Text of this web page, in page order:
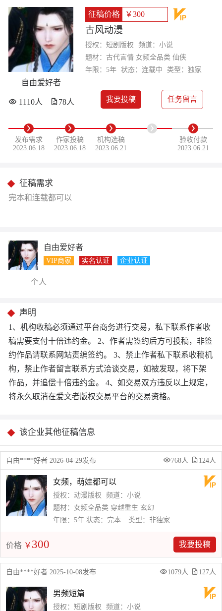
自由爱好者
征稿价格 ￥300
古风动漫
授权：短剧版权
频道：小说
题材：古代言情 女频全品类 仙侠
年限：5年 状态：连载中 类型：独家
1110人 78人 我要投稿 任务留言
发布需求
2023.06.18
作家投稿
2023.06.18
机构选稿
2023.06.21
验收付款
2023.06.21
征稿需求
完本和连载都可以
自由爱好者
VIP商家 实名认证 企业认证
个人
声明
1、机构收稿必须通过平台商务进行交易，私下联系作者收
稿需要支付十倍违约金。 2、作者需签约后方可投稿，非签
约作品请联系网站责编签约。 3、禁止作者私下联系收稿机
构，禁止作者留言联系方式洽谈交易，如被发现，将下架
作品，并追偿十倍违约金。 4、如交易双方违反以上规定，
将永久取消在爱文者版权交易平台的交易资格。
该企业其他征稿信息
自由****好者 2026-04-29发布 768人 124人
女频，萌娃都可以
授权：动漫版权
频道：小说
题材：女频全品类 穿越重生 玄幻
年限：5年 状态：完本 类型：非独家
价格 ￥ 300 我要投稿
自由****好者 2025-10-08发布 1079人 127人
男频短篇
授权：短剧版权
频道：小说